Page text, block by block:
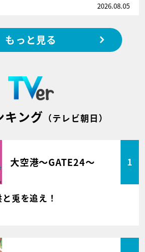
2026.08.05
もっと見る
キング （テレビ朝日）
大空港～GATE24～ 1
兎を追え！